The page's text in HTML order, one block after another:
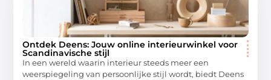
Ontdek Deens: Jouw online interieurwinkel voor
Scandinavische stijl
In een wereld waarin interieur steeds meer een
weerspiegeling van persoonlijke stijl wordt, biedt Deens